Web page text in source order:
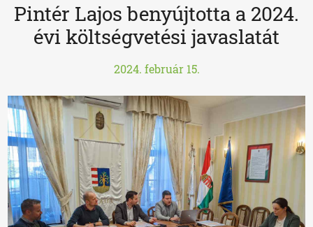
Pintér Lajos benyújtotta a 2024.
évi költségvetési javaslatát
2024. február 15.